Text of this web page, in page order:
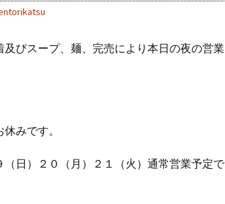
びスープ、麺、完売により本日の夜の営業
みです。
日）２０（月）２１（火）通常営業予定で